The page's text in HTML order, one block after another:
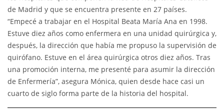
de Madrid y que se encuentra presente en 27 países.
“Empecé a trabajar en el Hospital Beata María Ana en 1998.
Estuve diez años como enfermera en una unidad quirúrgica y,
después, la dirección que había me propuso la supervisión de
quirófano. Estuve en el área quirúrgica otros diez años. Tras
una promoción interna, me presenté para asumir la dirección
de Enfermería”, asegura Mónica, quien desde hace casi un
cuarto de siglo forma parte de la historia del hospital.